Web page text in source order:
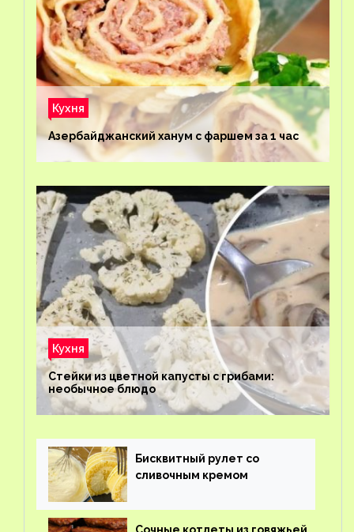
Кухня
Азербайджанский ханум с фаршем за 1 час
Кухня
Стейки из цветной капусты с грибами:
необычное блюдо
Бисквитный рулет со
сливочным кремом
Сочные котлеты из говяжьей